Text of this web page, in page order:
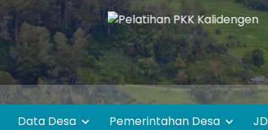
Data Desa Pemerintahan Desa